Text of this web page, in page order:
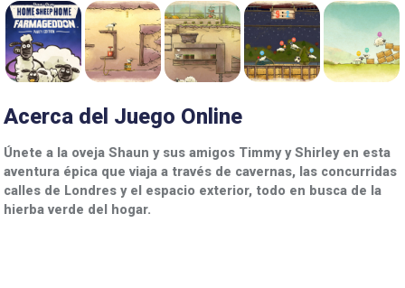
Acerca del Juego Online
Únete a la oveja Shaun y sus amigos Timmy y Shirley en esta
aventura épica que viaja a través de cavernas, las concurridas
calles de Londres y el espacio exterior, todo en busca de la
hierba verde del hogar.